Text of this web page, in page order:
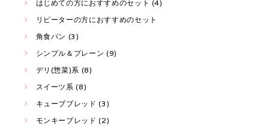
はじめての方におすすめのセット (4)
リピーターの方におすすめのセット
角食パン (3)
シンプル＆プレーン (9)
デリ(惣菜)系 (8)
スイーツ系 (8)
キューブブレッド (3)
モンキーブレッド (2)